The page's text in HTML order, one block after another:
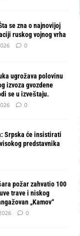
se zna o najnovijoj
ruskog vojnog vrha
0
ugrožava polovinu
izvoza gvozdene
se u izveštaju.
0
Srpska će insistirati
predstavnika
požar zahvatio 100
trave i niskog
„Kamov“
0